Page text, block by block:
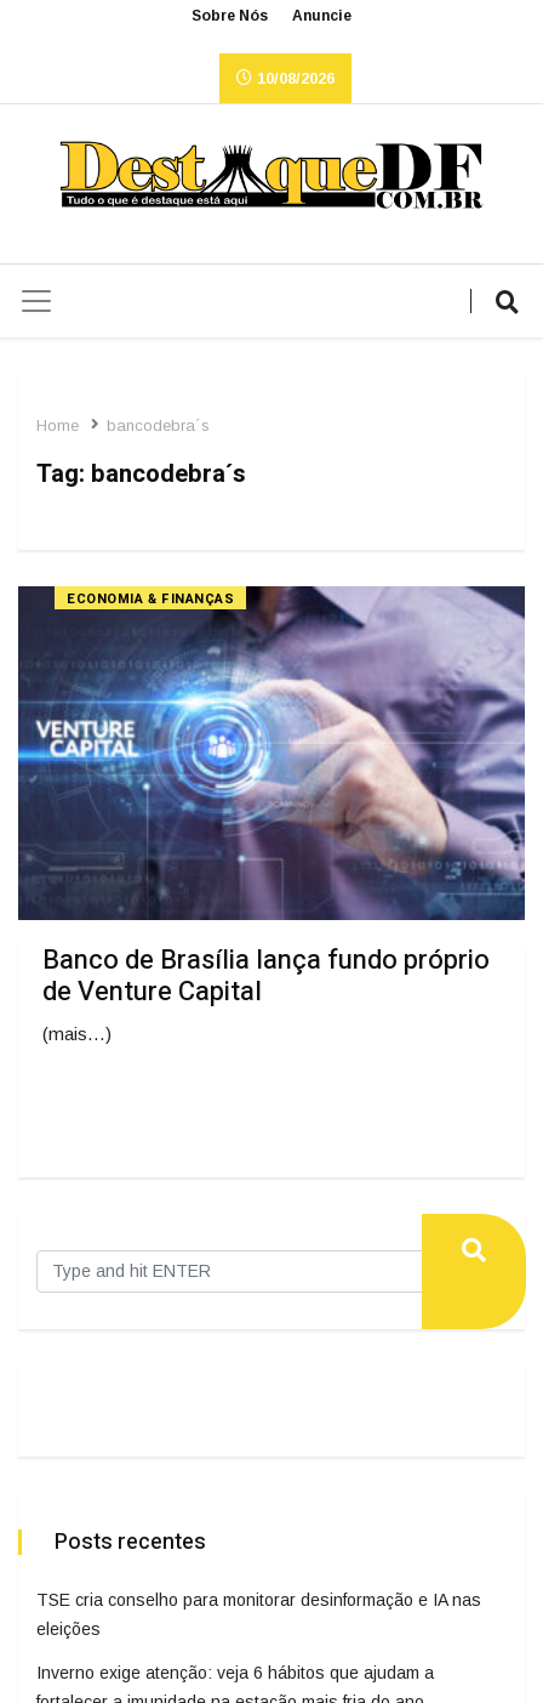
Sobre Nós Anuncie
10/08/2026
Home bancodebra´s
Tag: bancodebra´s
ECONOMIA & FINANÇAS
Banco de Brasília lança fundo próprio
de Venture Capital
(mais…)
Posts recentes
TSE cria conselho para monitorar desinformação e IA nas
eleições
Inverno exige atenção: veja 6 hábitos que ajudam a